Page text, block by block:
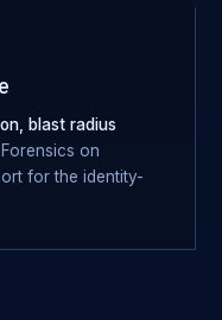
blast radius
Forensics on
for the identity-